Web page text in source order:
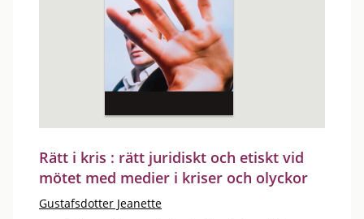
Rätt i kris : rätt juridiskt och etiskt vid
mötet med medier i kriser och olyckor
Gustafsdotter Jeanette